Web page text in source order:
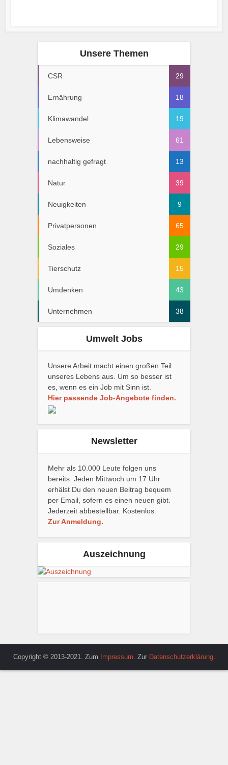
Unsere Themen
CSR 29
Ernährung 18
Klimawandel 19
Lebensweise 61
nachhaltig gefragt 13
Natur 39
Neuigkeiten 9
Privatpersonen 65
Soziales 29
Tierschutz 15
Umdenken 43
Unternehmen 38
Umwelt Jobs
Unsere Arbeit macht einen großen Teil
unseres Lebens aus. Um so besser ist
es, wenn es ein Job mit Sinn ist.
Hier passende Job-Angebote finden.
Newsletter
Mehr als 10.000 Leute folgen uns
bereits. Jeden Mittwoch um 17 Uhr
erhälst Du den neuen Beitrag bequem
per Email, sofern es einen neuen gibt.
Jederzeit abbestellbar. Kostenlos.
Zur Anmeldung.
Auszeichnung
Copyright © 2013-2021. Zum Impressum. Zur Datenschutzerklärung.